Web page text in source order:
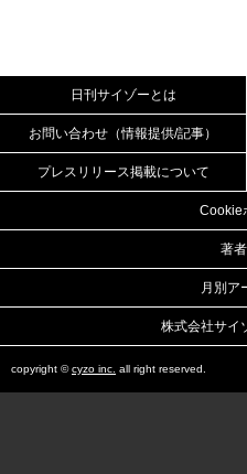
日刊サイゾーとは
お問い合わせ（情報提供/記事）
プレスリリース掲載について
Cookie
著
月別ア
株式会社サイ
copyright ©cyzo inc. all right reserved.